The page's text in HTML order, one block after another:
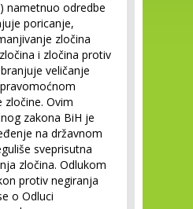
nametnuo odredbe
poricanje,
zločina
i zločina protiv
veličanje
zločine. Ovim
zakona BiH je
na državnom
sveprisutna
zločina. Odlukom
protiv negiranja
o Odluci